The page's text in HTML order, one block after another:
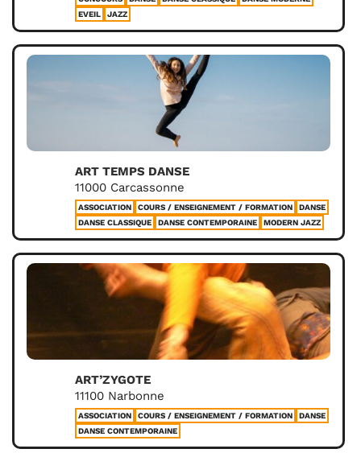
EVEIL
JAZZ
ART TEMPS DANSE
11000 Carcassonne
ASSOCIATION COURS / ENSEIGNEMENT / FORMATION
DANSE
DANSE CLASSIQUE
DANSE CONTEMPORAINE MODERN JAZZ
ART’ZYGOTE
11100 Narbonne
ASSOCIATION COURS / ENSEIGNEMENT / FORMATION
DANSE
DANSE CONTEMPORAINE